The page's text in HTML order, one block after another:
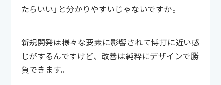
たらいい」と分かりやすいじゃないですか。
新規開発は様々な要素に影響されて博打に近い感
じがするんですけど、改善は純粋にデザインで勝
負できます。